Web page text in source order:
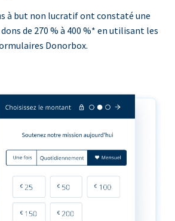
à but non lucratif ont constaté une
de 270 % à 400 %* en utilisant les
Donorbox.